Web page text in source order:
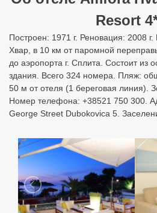
Resort
Построен: 1971 г. Реновация: 2008 г.
Хвар, в 10 км от паромной
до аэропорта г. Сплита. Состоит из
здания. Всего 324 номера. Пляж:
50 м от отеля (1 береговая линия).
Номер телефона: +38521 750 300.
George Street Dubokovica 5.